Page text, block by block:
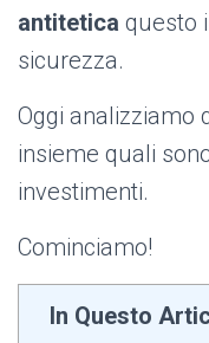
antitetica questo
sicurezza.
Oggi analizziamo
insieme quali
investimenti.
Cominciamo!
In Questo